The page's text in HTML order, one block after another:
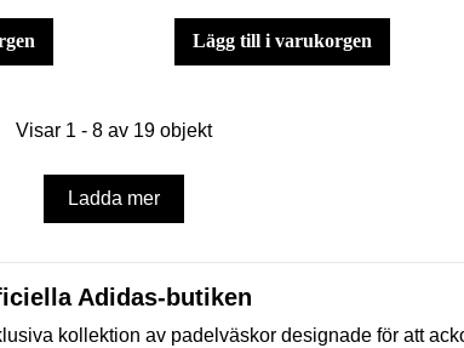
lägg till i varukorgen
Visar 1 - 8 av 19 objekt
Ladda mer
Adidas-butiken
kollektion av padelväskor designade för att